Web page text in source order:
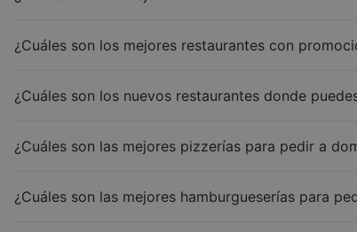
¿Cuáles son los mejores restaurantes con
¿Cuáles son los nuevos restaurantes donde
¿Cuáles son las mejores pizzerías para pedir a
¿Cuáles son las mejores hamburgueserías para